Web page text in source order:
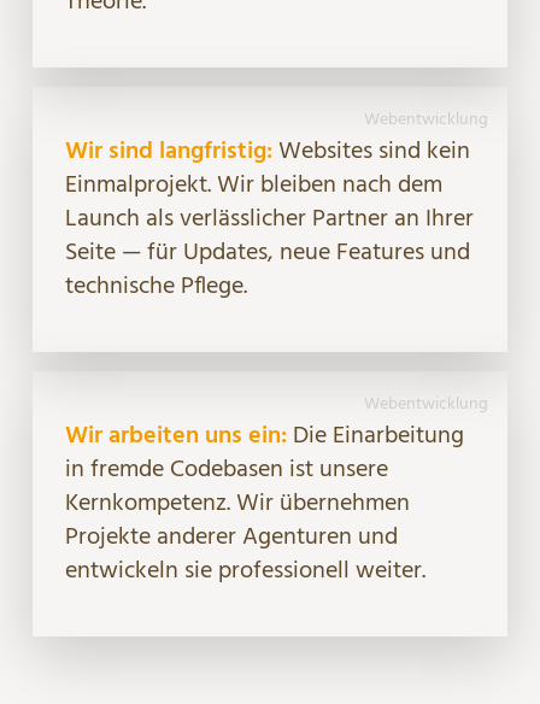
Webentwicklung
Wir sind langfristig:Websites sind kein
Einmalprojekt. Wir bleiben nach dem
Launch als verlässlicher Partner an Ihrer
Seite — für Updates, neue Features und
technische Pflege.
Webentwicklung
Wir arbeiten uns ein:Die Einarbeitung
in fremde Codebasen ist unsere
Kernkompetenz. Wir übernehmen
Projekte anderer Agenturen und
entwickeln sie professionell weiter.